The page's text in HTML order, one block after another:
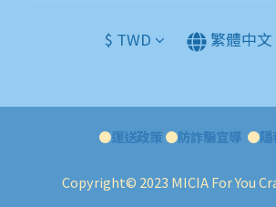
$ TWD 繁體中文
●運送政策●防詐騙宣導●隱
Copyright© 2023 MICIA For You